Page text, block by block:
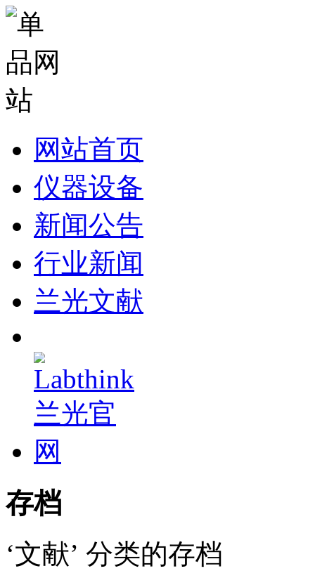
网站首页
仪器设备
新闻公告
行业新闻
兰光文献
存档
‘文献’ 分类的存档